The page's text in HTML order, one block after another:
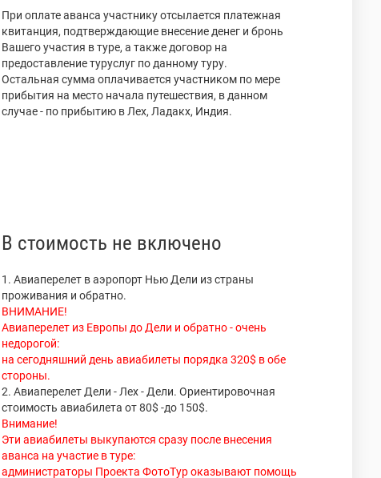
При оплате аванса участнику отсылается платежная
квитанция, подтверждающие внесение денег и бронь
Вашего участия в туре, а также договор на
предоставление туруслуг по данному туру.
Остальная сумма оплачивается участником по мере
прибытия на место начала путешествия, в данном
случае - по прибытию в Лех, Ладакх, Индия.
В стоимость не включено
1. Авиаперелет в аэропорт Нью Дели из страны
проживания и обратно.
ВНИМАНИЕ!
Авиаперелет из Европы до Дели и обратно - очень
недорогой:
на сегодняшний день авиабилеты порядка 320$ в обе
стороны.
2. Авиаперелет Дели - Лех - Дели. Ориентировочная
стоимость авиабилета от 80$ -до 150$.
Внимание!
Эти авиабилеты выкупаются сразу после внесения
аванса на участие в туре:
администраторы Проекта ФотоТур оказывают помощь